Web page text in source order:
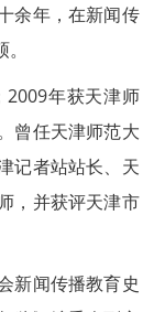
余年，在新闻传
2009年获天津师
曾任天津师范大
记者站站长、天
，并获评天津市
新闻传播教育史